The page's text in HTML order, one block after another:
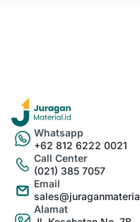
Whatsapp
+62 812 6222 0021
Call Center
(021) 385 7057
Email
Alamat